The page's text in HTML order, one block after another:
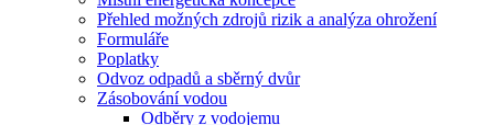
Přehled možných zdrojů rizik a analýza ohrožení
Formuláře
Poplatky
Odvoz odpadů a sběrný dvůr
Zásobování vodou
Odběry z vodojemu